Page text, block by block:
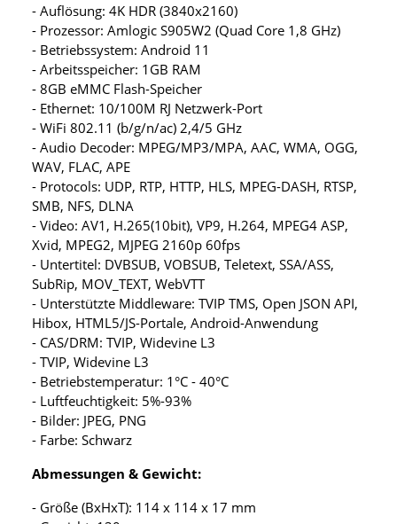
- Auflösung: 4K HDR (3840x2160)
- Prozessor: Amlogic S905W2 (Quad Core 1,8 GHz)
- Betriebssystem: Android 11
- Arbeitsspeicher: 1GB RAM
- 8GB eMMC Flash-Speicher
- Ethernet: 10/100M RJ Netzwerk-Port
- WiFi 802.11 (b/g/n/ac) 2,4/5 GHz
- Audio Decoder: MPEG/MP3/MPA, AAC, WMA, OGG,
WAV, FLAC, APE
- Protocols: UDP, RTP, HTTP, HLS, MPEG-DASH, RTSP,
SMB, NFS, DLNA
- Video: AV1, H.265(10bit), VP9, H.264, MPEG4 ASP,
Xvid, MPEG2, MJPEG 2160p 60fps
- Untertitel: DVBSUB, VOBSUB, Teletext, SSA/ASS,
SubRip, MOV_TEXT, WebVTT
- Unterstützte Middleware: TVIP TMS, Open JSON API,
Hibox, HTML5/JS-Portale, Android-Anwendung
- CAS/DRM: TVIP, Widevine L3
- TVIP, Widevine L3
- Betriebstemperatur: 1°C - 40°C
- Luftfeuchtigkeit: 5%-93%
- Bilder: JPEG, PNG
- Farbe: Schwarz
Abmessungen & Gewicht:
- Größe (BxHxT): 114 x 114 x 17 mm